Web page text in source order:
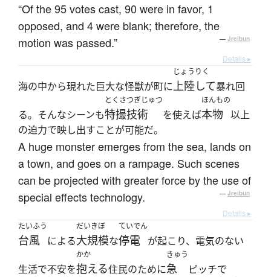
“Of the 95 votes cast, 90 were in favor, 1
opposed, and 4 were blank; therefore, the
motion was passed.”
— Jreibun
Details ▸
海の中から現れた巨大な怪獣が町に
じょうりく
上陸して暴れ回
る。そんなシーンも
とくさつぎじゅつ
特撮技術 を使えば
ほんもの
本物 以上
の迫力で映し出すことが可能だ。
A huge monster emerges from the sea, lands on
a town, and goes on a rampage. Such scenes
can be projected with greater force by the use of
special effects technology.
— Jreibun
Details ▸
たいふう
台風 による
だいきぼ
大規模な
ていでん
停電 が起こり、電気のない
生活で不安を
かか
抱える住民のために
きゅう
急 ピッチで